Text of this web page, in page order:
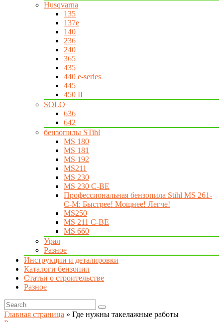
Husqvarna
135
137e
140
236
240
365
435
440 e-series
445
450 II
SOLO
636
642
бензопилы STihl
MS 180
MS 181
MS 192
MS211
MS 230
MS 230 C-BE
Профессиональная бензопила Stihl MS 261-
C-M: Быстрее! Мощнее! Легче!
MS250
MS 211 C-BE
MS 660
Урал
Разное
Инструкции и деталировки
Каталоги бензопил
Статьи о строительстве
Разное
Главная страница » Где нужны такелажные работы